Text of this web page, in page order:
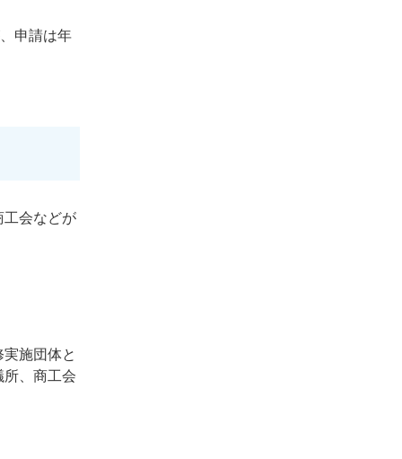
申請は年
工会などが
施団体と
所、商工会